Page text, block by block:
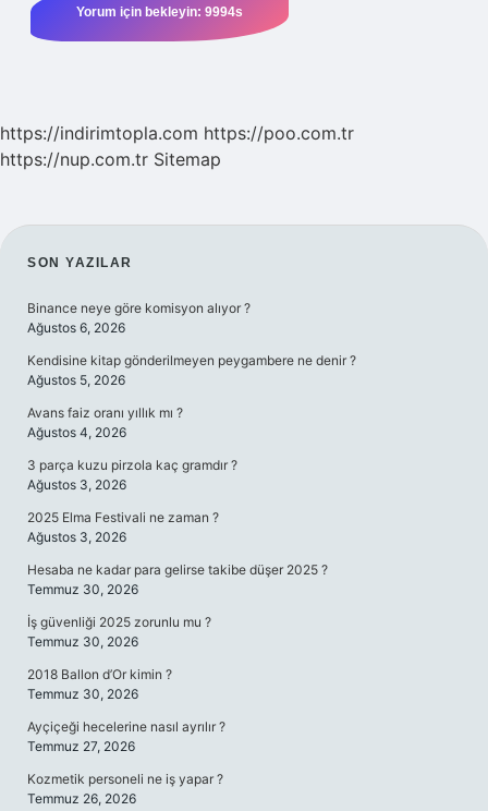
https://indirimtopla.com https://poo.com.tr
https://nup.com.tr Sitemap
SIDEBAR
SON YAZILAR
Binance neye göre komisyon alıyor ?
Ağustos 6, 2026
Kendisine kitap gönderilmeyen peygambere ne denir ?
Ağustos 5, 2026
Avans faiz oranı yıllık mı ?
Ağustos 4, 2026
3 parça kuzu pirzola kaç gramdır ?
Ağustos 3, 2026
2025 Elma Festivali ne zaman ?
Ağustos 3, 2026
Hesaba ne kadar para gelirse takibe düşer 2025 ?
Temmuz 30, 2026
İş güvenliği 2025 zorunlu mu ?
Temmuz 30, 2026
2018 Ballon d’Or kimin ?
Temmuz 30, 2026
Ayçiçeği hecelerine nasıl ayrılır ?
Temmuz 27, 2026
Kozmetik personeli ne iş yapar ?
Temmuz 26, 2026